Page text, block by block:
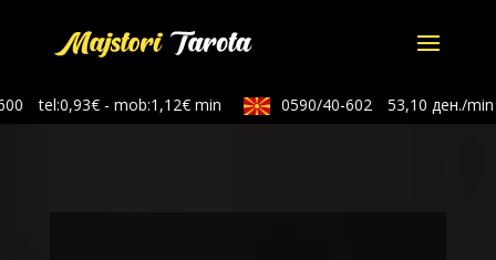
tel:0,93€ - mob:1,12€ min 0590/40-602 53,10 ден./min